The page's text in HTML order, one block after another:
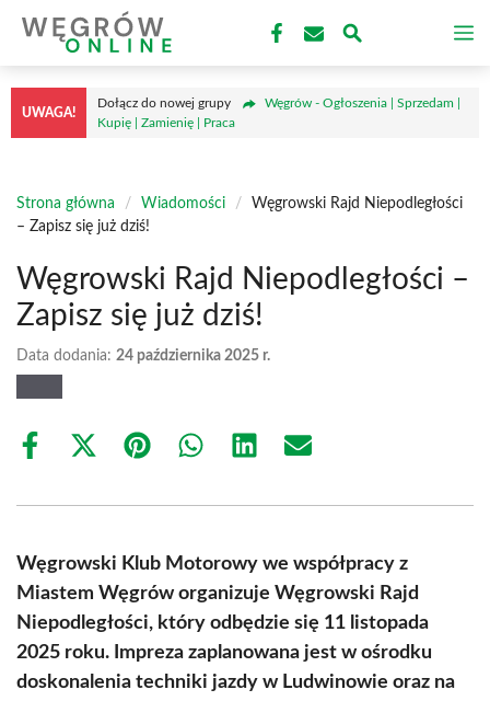
treści
UWAGA!
Dołącz do nowej grupy
Węgrów - Ogłoszenia | Sprzedam |
Kupię | Zamienię | Praca
Strona główna / Wiadomości /
Węgrowski Rajd Niepodległości
– Zapisz się już dziś!
Węgrowski Rajd Niepodległości –
Zapisz się już dziś!
Data dodania: 24 października 2025 r.
Share
Share
(Twitter)
Share Share Share Share
Węgrowski Klub Motorowy we współpracy z
Miastem Węgrów organizuje Węgrowski Rajd
Niepodległości, który odbędzie się 11 listopada
2025 roku. Impreza zaplanowana jest w ośrodku
doskonalenia techniki jazdy w Ludwinowie oraz na